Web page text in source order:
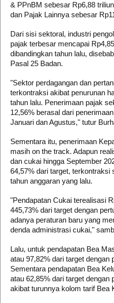
& PPnBM sebesar Rp6,88
dan Pajak Lainnya sebesar
Dari sisi sektoral, industri
pajak terbesar mencapai
dibandingkan tahun lalu,
Pasal 25 Badan.
"Sektor perdagangan dan
terkontraksi akibat penurunan
tahun lalu. Penerimaan pajak
12,56% berasal dari
Januari dan Agustus," tutur
Sementara itu, penerimaan
masih on the track. Adapun
dan cukai hingga September
64,57% dari target, terkontraksi
tahun anggaran yang lalu.
"Pendapatan Cukai terealisasi
445,73% dari target dengan
adanya peraturan baru yang
denda administrasi cukai,"
Lalu, untuk pendapatan Bea
atau 97,82% dari target dengan
Sementara pendapatan Bea
atau 62,85% dari target dengan
akibat turunnya kolom tarif Bea